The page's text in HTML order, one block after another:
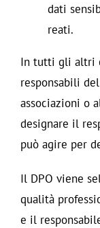
dati
reati.
In tutti gli altri
responsabili
associazioni o
designare il
può agire per
Il DPO viene
qualità
e il